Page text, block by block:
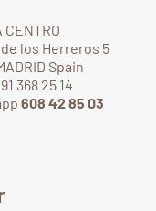
CENTRO
los Herreros 5
Spain
368 25 14
608 42 85 03